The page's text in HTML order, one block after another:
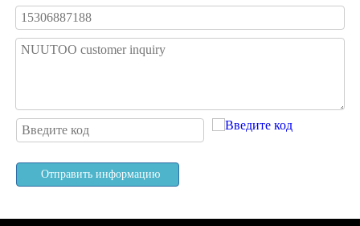
Отправить информацию